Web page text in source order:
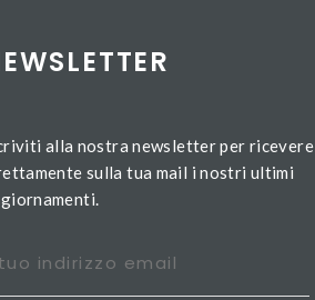
alla nostra newsletter per ricevere
sulla tua mail i nostri ultimi